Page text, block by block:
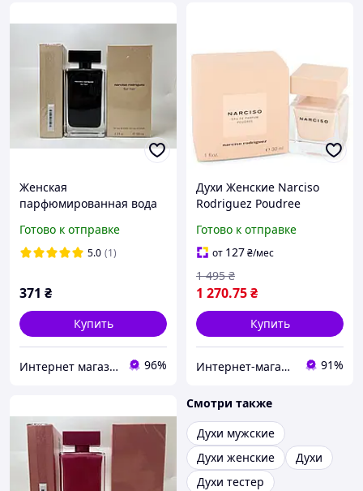
Женская
парфюмированная вода
Narciso Rodriguez
(Нарцисс Родригез фо Хир
Готово к отправке
5.0 (1)
371 ₴
Купить
Интернет магазин "Aroma Glamour" 96%
Духи Женские Narciso
Rodriguez Poudree
Нарцисо Родригез Пудра
(Оригинальная Упаковка)
Готово к отправке
от 127₴/мес
1 270.75₴
1 495 ₴
Купить
Интернет-магазин Allegoriya 91%
Смотри также
Духи мужские
Духи женские
Духи
Духи тестер